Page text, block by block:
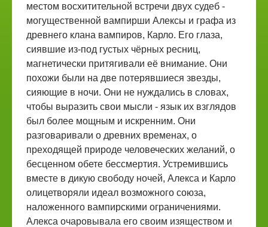
местом восхитительной встречи двух судеб -
могущественной вампирши Алексы и графа из
древнего клана вампиров, Карло. Его глаза,
сиявшие из-под густых чёрных ресниц,
магнетически притягивали её внимание. Они
похожи были на две потерявшиеся звезды,
сияющие в ночи. Они не нуждались в словах,
чтобы выразить свои мысли - язык их взглядов
был более мощным и искренним. Они
разговаривали о древних временах, о
преходящей природе человеческих желаний, о
бесценном обете бессмертия. Устремившись
вместе в дикую свободу ночей, Алекса и Карло
олицетворяли идеал возможного союза,
наложенного вампирскими ограничениями.
Алекса очаровывала его своим изяществом и